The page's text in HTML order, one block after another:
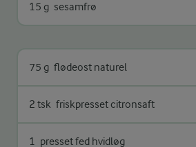
15 g sesamfrø
75 g flødeost naturel
2 tsk friskpresset citronsaft
1 presset fed hvidløg